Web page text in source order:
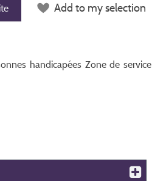
Add to my selection
handicapées Zone de service